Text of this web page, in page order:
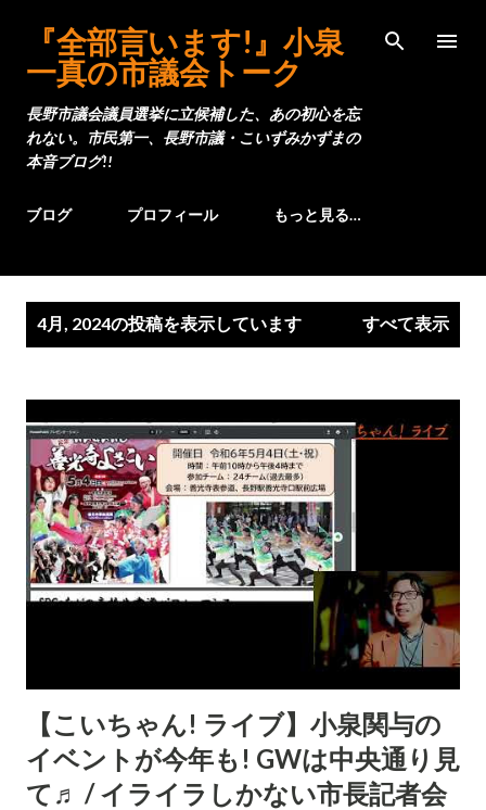
スキップしてメイン コンテンツに移動
『全部言います!』小泉
一真の市議会トーク
長野市議会議員選挙に立候補した、あの初心を忘
れない。市民第一、長野市議・こいずみかずまの
本音ブログ!!
ブログ プロフィール もっと見る…
4月, 2024の投稿を表示しています すべて表示
【こいちゃん! ライブ】小泉関与の
イベントが今年も! GWは中央通り見
て♬ / イライラしかない市長記者会